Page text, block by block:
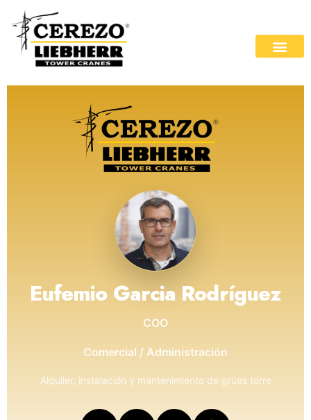
Eufemio Garcia Rodríguez
COO
Comercial / Administración
Alquiler, instalación y mantenimiento de grúas torre